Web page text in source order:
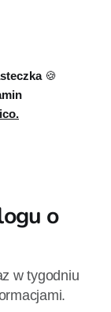
do sklepów 12
🍪
o
w tygodniu